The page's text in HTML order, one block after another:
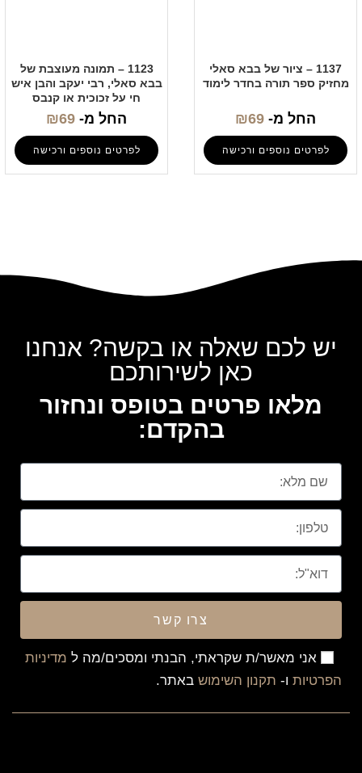
1137 – ציור של בבא סאלי
מחזיק ספר תורה בחדר לימוד
החל מ- ₪69
לפרטים נוספים ורכישה
1123 – תמונה מעוצבת של
בבא סאלי, רבי יעקב והבן איש
חי על זכוכית או קנבס
החל מ- ₪69
לפרטים נוספים ורכישה
יש לכם שאלה או בקשה? אנחנו
כאן לשירותכם
מלאו פרטים בטופס ונחזור
בהקדם:
אני מאשר/ת שקראתי, הבנתי ומסכים/מה ל מדיניות
הפרטיות ו- תקנון השימוש באתר.
צרו קשר